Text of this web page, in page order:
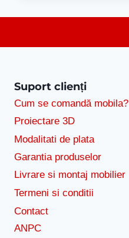
Suport clienți
Cum se comandă mobila?
Proiectare 3D
Modalitati de plata
Garantia produselor
Livrare si montaj mobilier
Termeni si conditii
Contact
ANPC